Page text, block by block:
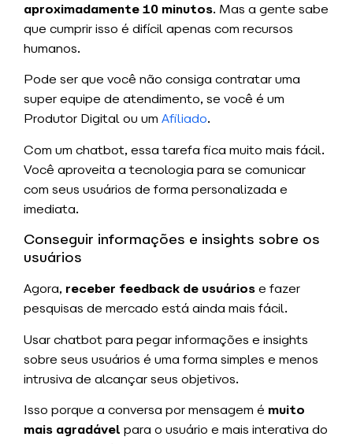
aproximadamente 10 minutos. Mas a gente sabe
que cumprir isso é difícil apenas com recursos
humanos.
Pode ser que você não consiga contratar uma
super equipe de atendimento, se você é um
Produtor Digital ou um Afiliado.
Com um chatbot, essa tarefa fica muito mais fácil.
Você aproveita a tecnologia para se comunicar
com seus usuários de forma personalizada e
imediata.
Conseguir informações e insights sobre os
usuários
Agora, receber feedback de usuáriose fazer
pesquisas de mercado está ainda mais fácil.
Usar chatbot para pegar informações e insights
sobre seus usuários é uma forma simples e menos
intrusiva de alcançar seus objetivos.
Isso porque a conversa por mensagem é muito
mais agradável para o usuário e mais interativa do